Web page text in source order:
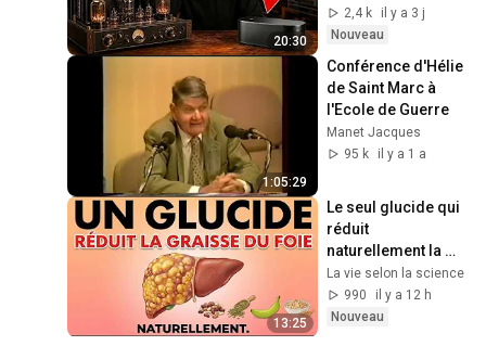
20:30
2,4 k
il y a 3 j
Nouveau
1:05:29
Conférence d'Hélie
de Saint Marc à
l'Ecole de Guerre
Manet Jacques
95 k
il y a 1 a
13:25
Le seul glucide qui
réduit
naturellement la
graisse du foie
La vie selon la science
990
il y a 12 h
Nouveau